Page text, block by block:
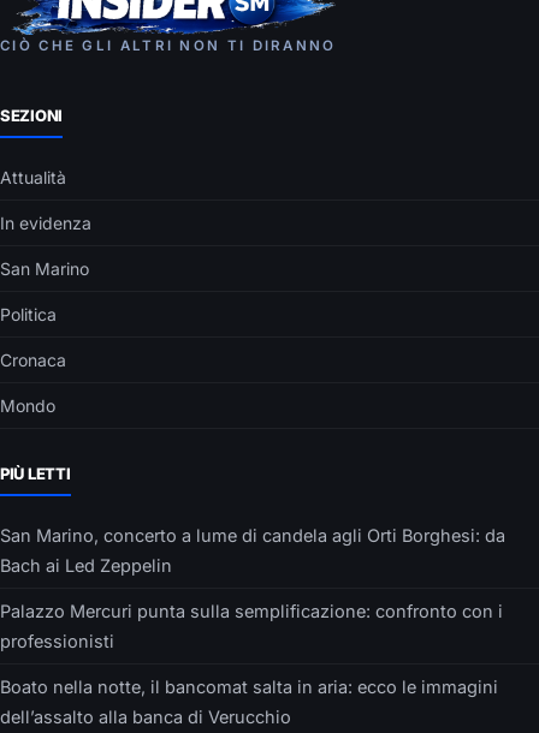
CIÒ CHE GLI ALTRI NON TI DIRANNO
SEZIONI
Attualità
In evidenza
San Marino
Politica
Cronaca
Mondo
PIÙ LETTI
San Marino, concerto a lume di candela agli Orti Borghesi: da
Bach ai Led Zeppelin
Palazzo Mercuri punta sulla semplificazione: confronto con i
professionisti
Boato nella notte, il bancomat salta in aria: ecco le immagini
dell’assalto alla banca di Verucchio